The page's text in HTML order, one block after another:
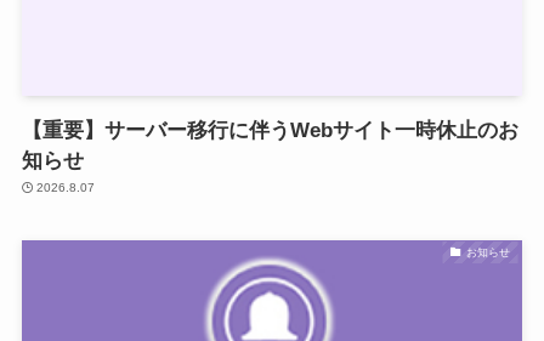
【重要】サーバー移行に伴うWebサイト一時休止のお
知らせ
2026.8.07
お知らせ